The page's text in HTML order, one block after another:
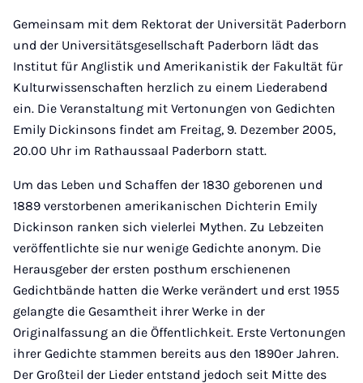
Mail
Gemeinsam mit dem Rektorat der Universität Paderborn
und der Universitätsgesellschaft Paderborn lädt das
Institut für Anglistik und Amerikanistik der Fakultät für
Kulturwissenschaften herzlich zu einem Liederabend
ein. Die Veranstaltung mit Vertonungen von Gedichten
Emily Dickinsons findet am Freitag, 9. Dezember 2005,
20.00 Uhr im Rathaussaal Paderborn statt.
Um das Leben und Schaffen der 1830 geborenen und
1889 verstorbenen amerikanischen Dichterin Emily
Dickinson ranken sich vielerlei Mythen. Zu Lebzeiten
veröffentlichte sie nur wenige Gedichte anonym. Die
Herausgeber der ersten posthum erschienenen
Gedichtbände hatten die Werke verändert und erst 1955
gelangte die Gesamtheit ihrer Werke in der
Originalfassung an die Öffentlichkeit. Erste Vertonungen
ihrer Gedichte stammen bereits aus den 1890er Jahren.
Der Großteil der Lieder entstand jedoch seit Mitte des